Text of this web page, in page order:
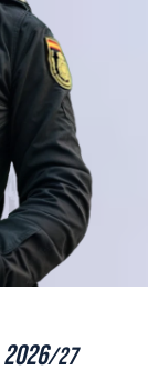
2026/27